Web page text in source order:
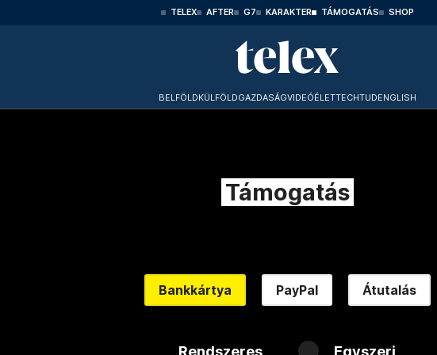
TELEX AFTER G7 KARAKTER TÁMOGATÁS SHOP
BELFÖLDKÜLFÖLDGAZDASÁGVIDEÓÉLETTECHTUDENGLISH
Támogatás
Bankkártya PayPal Átutalás
Rendszeres Egyszeri